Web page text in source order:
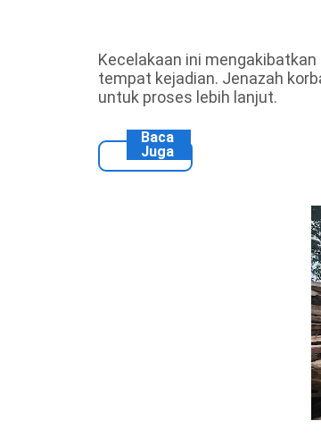
Kecelakaan ini mengakibatkan
tempat kejadian. Jenazah
untuk proses lebih lanjut.
Baca
Juga